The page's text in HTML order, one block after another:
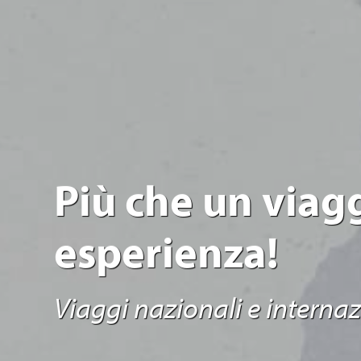
Più che un
esperienza!
Viaggi nazionali e